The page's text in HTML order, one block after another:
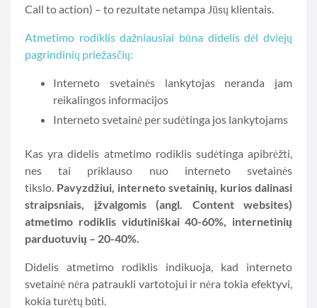
Call to action) – to rezultate netampa Jūsų klientais.
Atmetimo rodiklis dažniausiai būna didelis dėl dviejų
pagrindinių priežasčių:
Interneto svetainės lankytojas neranda jam
reikalingos informacijos
Interneto svetainė per sudėtinga jos lankytojams
Kas yra didelis atmetimo rodiklis sudėtinga apibrėžti,
nes tai priklauso nuo interneto svetainės
tikslo. Pavyzdžiui, interneto svetainių, kurios dalinasi
straipsniais, įžvalgomis (angl. Content websites)
atmetimo rodiklis vidutiniškai 40-60%, internetinių
parduotuvių – 20-40%.
Didelis atmetimo rodiklis indikuoja, kad interneto
svetainė nėra patraukli vartotojui ir nėra tokia efektyvi,
kokia turėtų būti.